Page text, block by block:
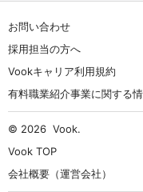
お問い合わせ
採用担当の方へ
Vookキャリア利用規約
有料職業紹介事業に関する
© 2026 Vook.
Vook TOP
会社概要（運営会社）